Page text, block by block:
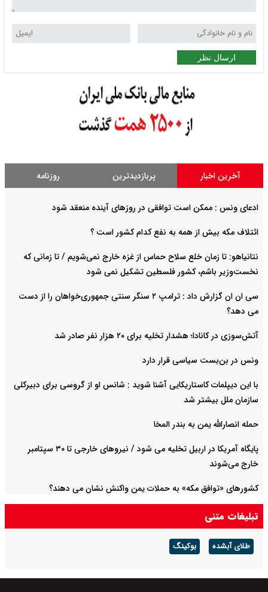
ارسال نظر
آخرین اخبار پربازدیدترین روزنامه
ادعای ونس : ممکن است توافقی در روزهای آینده منعقد شود
ائتلاف مکه بیش از همه به نفع کدام کشور است ؟
نتانیاهو: تا زمان خلع سلاح حماس از غزه خارج نمی‌شویم / تا زمانی که
نخست‌وزیر باشم، کشور فلسطین تشکیل نمی شود
سی ان ان گزارش داد : ترامپ ۲ سنگر سنتی جمهوری‌خواهان را از دست
می دهد؟
آتش‌سوزی در کانادا؛ هشدار تخلیه برای ۲۰ هزار نفر صادر شد
ونس در بن‌بست سیاسی قرار دارد
با این دیپلمات کاستاریکایی آشنا شوید : شانس او از گروسی برای دبیرکلی
سازمان ملل بیشتر شد
حمله انصارالله یمن به بندر المخا
پایگاه آمریکا در اربیل تخلیه می شود / نیروهای خارجی تا ۳۰ سپتامبر
خارج می‌شوند
کشورهای «توافق مکه» به حملات یمن واکنش نشان می دهند؟
تبلیغات متنی
طلای آبشده بوکینگ